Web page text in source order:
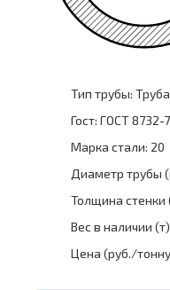
Тип трубы:
Гост: ГОСТ 8732-
Марка стали: 20
Диаметр трубы
Толщина стенки
Вес в наличии
Цена (руб./